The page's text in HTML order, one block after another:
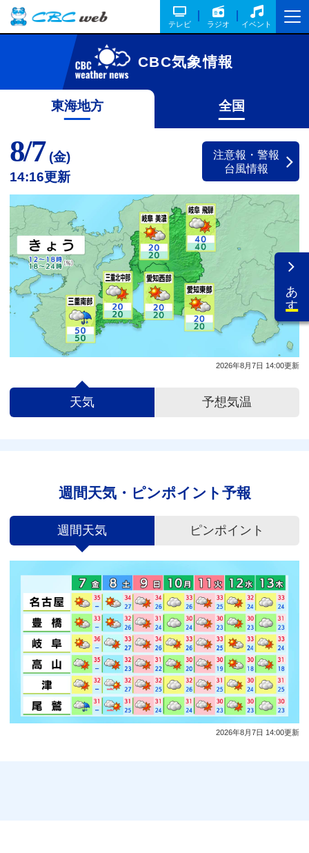
テレビ ラジオ イベント
CBC気象情報
東海地方 全国
8/7 (金)
14:16更新
注意報・警報
台風情報
あす
2026年8月7日 14:00更新
天気 予想気温
週間天気・ピンポイント予報
週間天気 ピンポイント
2026年8月7日 14:00更新